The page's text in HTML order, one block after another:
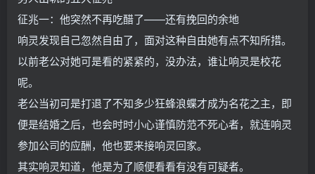
征兆一：他突然不再吃醋了——还有挽回的余地
响灵发现自己忽然自由了，面对这种自由她有点不知所措。
以前老公对她可是看的紧紧的，没办法，谁让响灵是校花
呢。
老公当初可是打退了不知多少狂蜂浪蝶才成为名花之主，即
便是结婚之后，也会时时小心谨慎防范不死心者，就连响灵
参加公司的应酬，他也要来接响灵回家。
其实响灵知道，他是为了顺便看看有没有可疑者。